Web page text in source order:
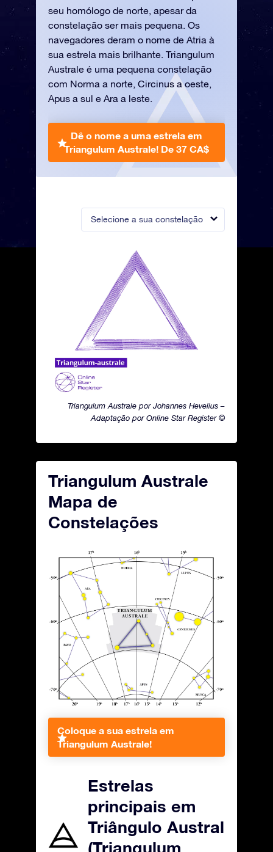
Selecione a sua constelação
Triangulum Australe por Johannes Hevelius –
Adaptação por Online Star Register ©
seu homólogo de norte, apesar da
constelação ser mais pequena. Os
navegadores deram o nome de Atria à
sua estrela mais brilhante. Triangulum
Australe é uma pequena constelação
com Norma a norte, Circinus a oeste,
Apus a sul e Ara a leste.
Dê o nome a uma estrela em
Triangulum Australe! De 37 CA$
Triangulum Australe
Mapa de
Constelações
Coloque a sua estrela em
Triangulum Australe!
Estrelas
principais em
Triângulo Austral
(Triangulum